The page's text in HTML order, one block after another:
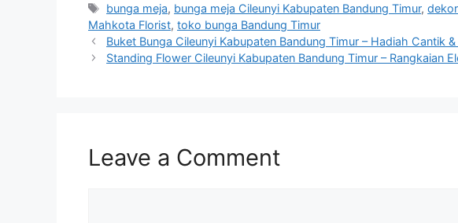
bunga meja, bunga meja Cileunyi Kabupaten Bandung Timur,
Mahkota Florist, toko bunga Bandung Timur
Buket Bunga Cileunyi Kabupaten Bandung Timur – Hadiah Cantik
Standing Flower Cileunyi Kabupaten Bandung Timur – Rangkaian
Leave a Comment